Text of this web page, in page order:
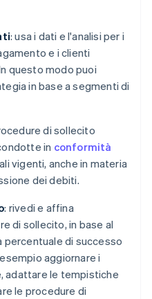
: usa i dati e l'analisi per i
e i clienti
questo modo puoi
in base a segmenti di
di sollecito
in conformità
vigenti, anche in materia
dei debiti.
: rivedi e affina
di sollecito, in base al
percentuale di successo
aggiornare i
adattare le tempistiche
le procedure di